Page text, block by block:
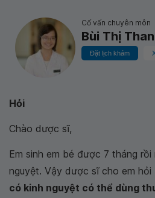
Cố vấn chuyên môn
Bùi Thị
Đặt lịch khám
Hỏi
Chào dược sĩ,
Em sinh em bé được 7 tháng
nguyệt. Vậy dược sĩ cho em hỏi
có kinh nguyệt có thể dùng